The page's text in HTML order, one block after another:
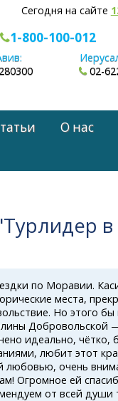
Сегодня на сайте
1-800-100-012
02-
О нас
по Моравии.
места,
Но этого
Добровольской
идеально, чётко,
любит этот
очень
Огромное ей
от всей души